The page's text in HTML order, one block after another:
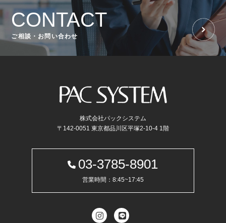
CONTACT
ご相談・お問い合わせ
株式会社パックシステム
〒142-0051 東京都品川区平塚2-10-4 1階
03-3785-8901
営業時間：8:45~17:45